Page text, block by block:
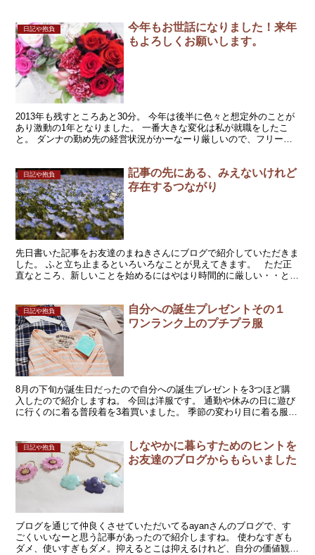
日記や抱負
今年もお世話になりました！来年
もよろしくお願いします。
2013年も残すところあと30分。 今年は後半に色々と想定外のことが
あり激動の1年となりました。 一番大きな変化は私が就職をしたこ
と。 ダンナの勤め先の経営状況がかーなーり厳しいので、フリーラ
日記や抱負
記事の先にある、みえないけれど
存在するつながり
先日書いた記事をお友達のまねきさんにブログで紹介していただきま
した。 ふと立ち止まるといろいろなことが見えてきます。 ただ正
直なところ、新しいことを始めるにはやはり時間的に厳しい・・とも
日記や抱負
自分への誕生プレゼントその１
ワンランク上のプチプラ服
8月の下旬が誕生日だったので自分への誕生プレゼントを3つほど購
入したので紹介しますね。 今回は洋服です。 通勤や休みの日に遊び
に行くのに着る普段着を3着買いました。 季節の変わり目に着る服が
日記や抱負
しなやかに暮らすためのヒントを
お友達のブログからもらいました
ブログを通じて仲良くさせていただいてるayanさんのブログで、す
ごくいいなーと思う記事があったので紹介しますね。 使わなすぎも
ダメ、使いすぎもダメ。抑えるとこは抑えるけれど、自分の価値観の